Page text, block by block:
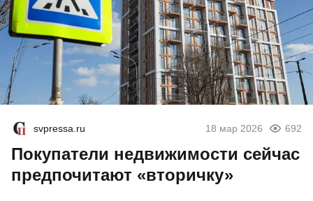
svpressa.ru 18 мар 2026 692
Покупатели недвижимости сейчас
предпочитают «вторичку»